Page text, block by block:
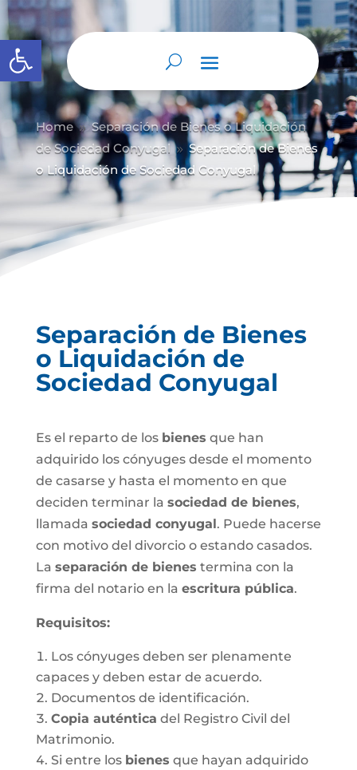
Abrir barra de herramientas
Home 9 Separación de Bienes o Liquidación
de Sociedad Conyugal 9 Separación de Bienes
o Liquidación de Sociedad Conyugal
Separación de Bienes
o Liquidación de
Sociedad Conyugal
Es el reparto de los bienes que han
adquirido los cónyuges desde el momento
de casarse y hasta el momento en que
deciden terminar la sociedad de bienes,
llamada sociedad conyugal. Puede hacerse
con motivo del divorcio o estando casados.
La separación de bienes termina con la
firma del notario en la escritura pública.
Requisitos:
Los cónyuges deben ser plenamente
capaces y deben estar de acuerdo.
Documentos de identificación.
Copia auténtica del Registro Civil del
Matrimonio.
Si entre los bienes que hayan adquirido